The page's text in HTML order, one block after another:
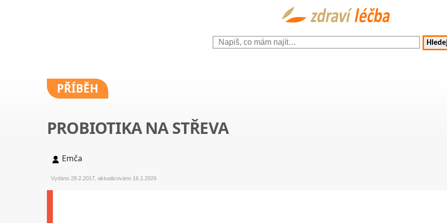
PŘÍBĚH
PROBIOTIKA NA STŘEVA
Emča
Vydáno 28.2.2017, aktualizováno 16.1.2026